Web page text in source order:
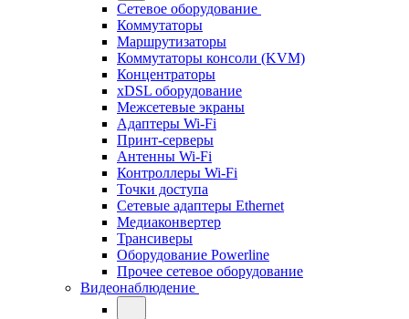
Сетевое оборудование
Коммутаторы
Маршрутизаторы
Коммутаторы консоли (KVM)
Концентраторы
xDSL оборудование
Межсетевые экраны
Адаптеры Wi-Fi
Принт-серверы
Антенны Wi-Fi
Контроллеры Wi-Fi
Точки доступа
Сетевые адаптеры Ethernet
Медиаконвертер
Трансиверы
Оборудование Powerline
Прочее сетевое оборудование
Видеонаблюдение